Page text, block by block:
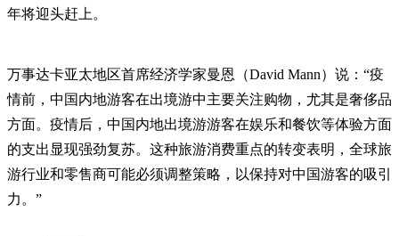
年将迎头赶上。
万事达卡亚太地区首席经济学家曼恩（David Mann）说：“疫
情前，中国内地游客在出境游中主要关注购物，尤其是奢侈品
方面。疫情后，中国内地出境游游客在娱乐和餐饮等体验方面
的支出显现强劲复苏。这种旅游消费重点的转变表明，全球旅
游行业和零售商可能必须调整策略，以保持对中国游客的吸引
力。”